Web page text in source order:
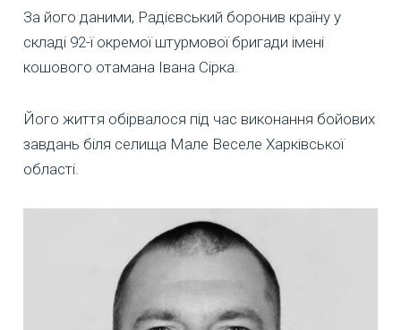
За його даними, Радієвський боронив країну у
складі 92-ї окремої штурмової бригади імені
кошового отамана Івана Сірка.
Його життя обірвалося під час виконання бойових
завдань біля селища Мале Веселе Харківської
області.